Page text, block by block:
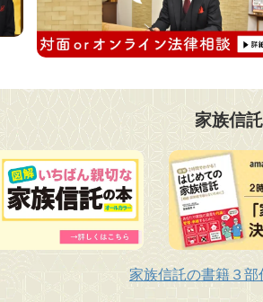
家族信
家族信託の書籍３